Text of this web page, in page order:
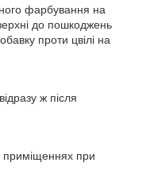
фарбування на
до пошкоджень
проти цвілі на
ж після
приміщеннях при